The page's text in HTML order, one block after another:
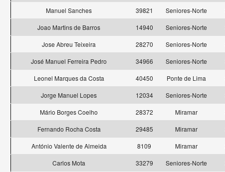
Manuel Sanches
39821 Seniores-Norte
Joao Martins de Barros
14940 Seniores-Norte
Jose Abreu Teixeira
28270 Seniores-Norte
José Manuel Ferreira Pedro
34966 Seniores-Norte
Leonel Marques da Costa
40450 Ponte de Lima
Jorge Manuel Lopes
12034 Seniores-Norte
Mário Borges Coelho
28372 Miramar
Fernando Rocha Costa
29485 Miramar
António Valente de Almeida
8109 Miramar
Carlos Mota
33279 Seniores-Norte